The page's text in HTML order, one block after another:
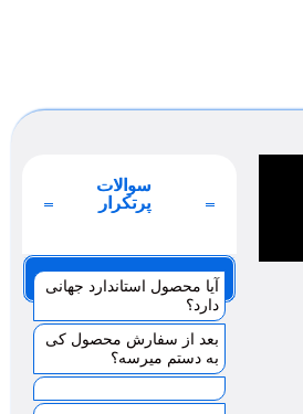
سوالات
پرتکرار
صفحه 1
آیا محصول استاندارد جهانی
دارد؟
بعد از سفارش محصول کی
به دستم میرسه؟